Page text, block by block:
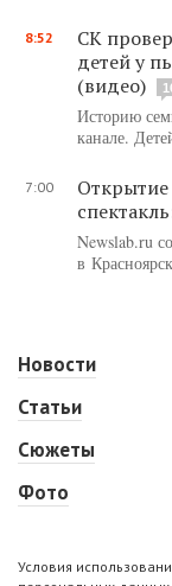
8:52
СК
детей у
(видео)
Историю
канале.
7:00
Newslab.ru
в
Новости
Статьи
Сюжеты
Фото
Условия